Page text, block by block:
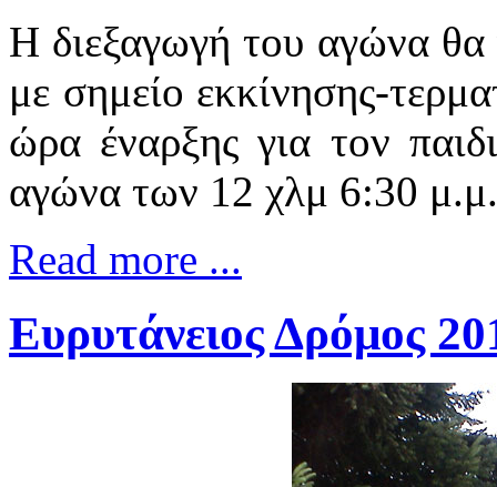
Η διεξαγωγή του αγώνα
με σημείο εκκίνησης-
ώρα έναρξης για τον
αγώνα των 12 χλμ 6:30 μ.μ.
Read more ...
Ευρυτάνειος Δρόμος